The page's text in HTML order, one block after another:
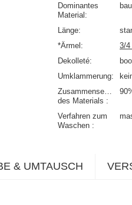
Dominantes
Material
Länge
*Ärmel
3/4
Dekolleté
Umklammerung
Zusammensetzung
des Materials
Verfahren zum
Waschen
& UMTAUSCH